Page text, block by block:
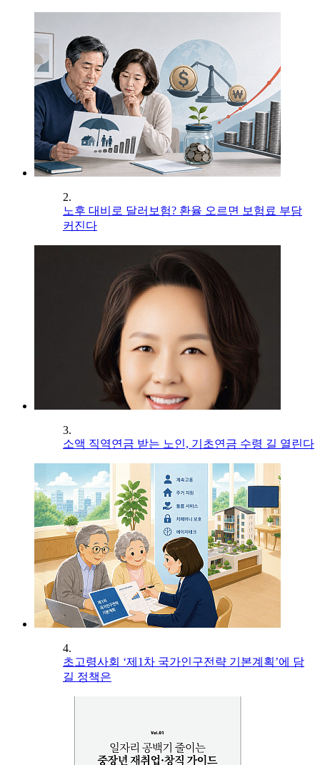
2.
노후 대비로 달러보험? 환율 오르면 보험료 부담
커진다
3.
소액 직역연금 받는 노인, 기초연금 수령 길 열린다
4.
초고령사회 ‘제1차 국가인구전략 기본계획’에 담
길 정책은